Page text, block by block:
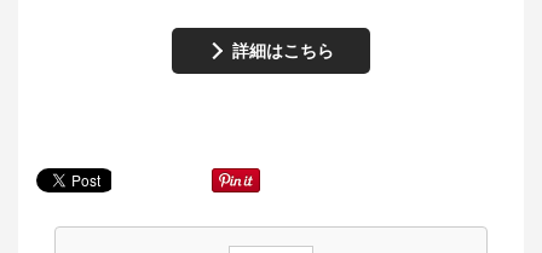
詳細はこちら